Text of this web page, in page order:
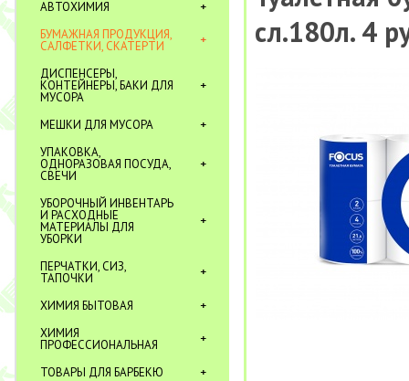
АВТОХИМИЯ
БУМАЖНАЯ ПРОДУКЦИЯ,
САЛФЕТКИ, СКАТЕРТИ
ДИСПЕНСЕРЫ,
КОНТЕЙНЕРЫ, БАКИ ДЛЯ
МУСОРА
МЕШКИ ДЛЯ МУСОРА
УПАКОВКА,
ОДНОРАЗОВАЯ ПОСУДА,
СВЕЧИ
УБОРОЧНЫЙ ИНВЕНТАРЬ
И РАСХОДНЫЕ
МАТЕРИАЛЫ ДЛЯ
УБОРКИ
ПЕРЧАТКИ, СИЗ,
ТАПОЧКИ
ХИМИЯ БЫТОВАЯ
ХИМИЯ
ПРОФЕССИОНАЛЬНАЯ
ТОВАРЫ ДЛЯ БАРБЕКЮ
сл.180л. 4